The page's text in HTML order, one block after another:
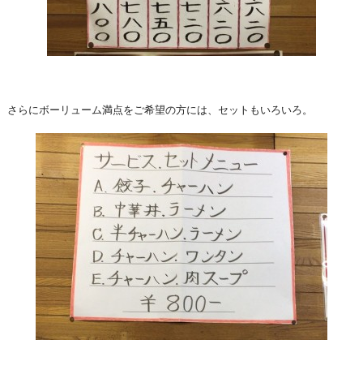
さらにボーリューム満点をご希望の方には、セットもいろいろ。